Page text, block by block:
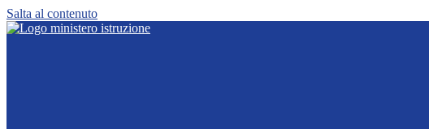
Salta al contenuto